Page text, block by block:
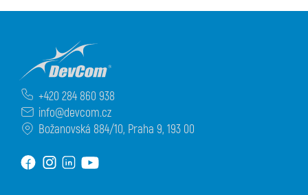
+420 284 860 938
info@devcom.cz
Božanovská 884/10, Praha 9, 193 00